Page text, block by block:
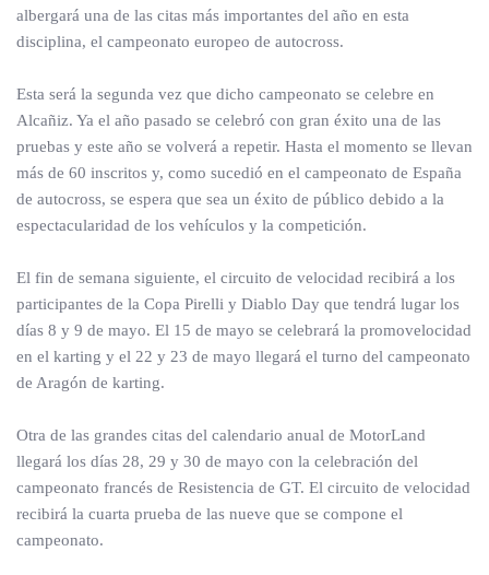
albergará una de las citas más importantes del año en esta
disciplina, el campeonato europeo de autocross.
Esta será la segunda vez que dicho campeonato se celebre en
Alcañiz. Ya el año pasado se celebró con gran éxito una de las
pruebas y este año se volverá a repetir. Hasta el momento se llevan
más de 60 inscritos y, como sucedió en el campeonato de España
de autocross, se espera que sea un éxito de público debido a la
espectacularidad de los vehículos y la competición.
El fin de semana siguiente, el circuito de velocidad recibirá a los
participantes de la Copa Pirelli y Diablo Day que tendrá lugar los
días 8 y 9 de mayo. El 15 de mayo se celebrará la promovelocidad
en el karting y el 22 y 23 de mayo llegará el turno del campeonato
de Aragón de karting.
Otra de las grandes citas del calendario anual de MotorLand
llegará los días 28, 29 y 30 de mayo con la celebración del
campeonato francés de Resistencia de GT. El circuito de velocidad
recibirá la cuarta prueba de las nueve que se compone el
campeonato.